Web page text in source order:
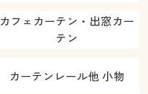
カフェカーテン・出窓カー
テン
カーテンレール他 小物